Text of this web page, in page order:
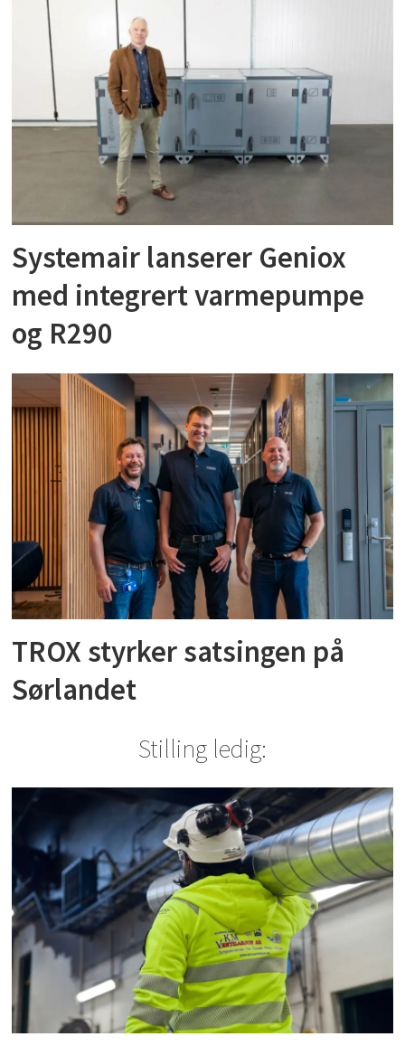
Systemair lanserer Geniox
med integrert varmepumpe
og R290
TROX styrker satsingen på
Sørlandet
Stilling ledig: